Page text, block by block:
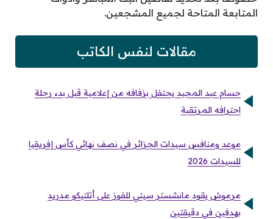
المتابعة المتاحة لجميع المشجعين.
مقالات لنفس الكاتب
حسام عبد المجيد يحتفل بزفافه من إعلامية قبل بدء رحلة
احترافه المرتقبة
موعد ومنافس سيدات الجزائر في نصف نهائي كأس إفريقيا
للسيدات 2026
مرموش يقود مانشستر سيتي للفوز على أتلتيكو مدريد
بهدفين في دقيقتين